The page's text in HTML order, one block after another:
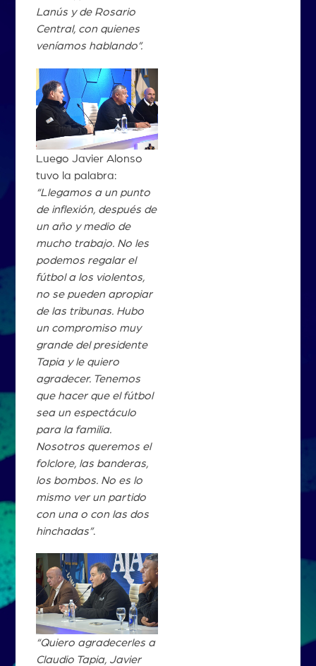
Lanús y de Rosario
Central, con quienes
veníamos hablando”.
Luego Javier Alonso
tuvo la palabra:
“Llegamos a un punto
de inflexión, después de
un año y medio de
mucho trabajo. No les
podemos regalar el
fútbol a los violentos,
no se pueden apropiar
de las tribunas. Hubo
un compromiso muy
grande del presidente
Tapia y le quiero
agradecer. Tenemos
que hacer que el fútbol
sea un espectáculo
para la familia.
Nosotros queremos el
folclore, las banderas,
los bombos. No es lo
mismo ver un partido
con una o con las dos
hinchadas”.
“Quiero agradecerles a
Claudio Tapia, Javier